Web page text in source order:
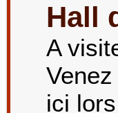
Hall
A
ici